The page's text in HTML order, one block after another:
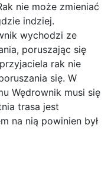
nie może zmieniać
indziej.
wychodzi ze
poruszając się
rak nie
się. W
Wędrownik musi się
trasa jest
na nią powinien był